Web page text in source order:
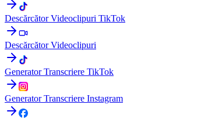
Descărcător Videoclipuri TikTok
Descărcător Videoclipuri
Generator Transcriere TikTok
Generator Transcriere Instagram